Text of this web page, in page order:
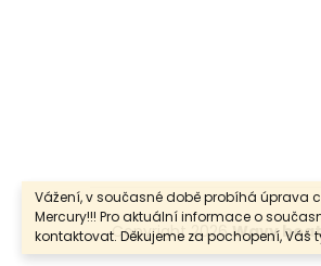
Vážení, v současné době probíhá úprava
Mercury!!! Pro aktuální informace o
kontaktovat. Děkujeme za pochopení, Váš
Copyright 2026Wavy